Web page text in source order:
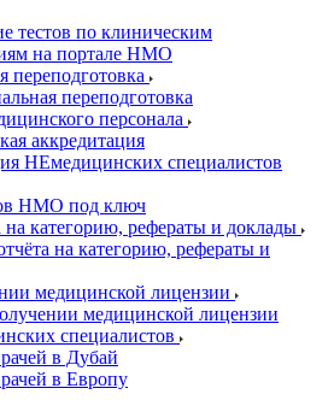
тестов по клиническим
на портале НМО
переподготовка
переподготовка
персонала
аккредитация
НЕмедицинских специалистов
НМО под ключ
на категорию, рефераты и доклады
на категорию, рефераты и
медицинской лицензии
медицинской лицензии
специалистов
в Дубай
в Европу